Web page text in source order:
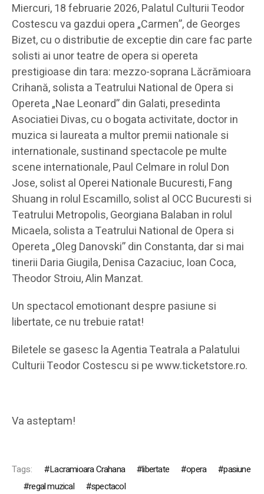
Miercuri, 18 februarie 2026, Palatul Culturii Teodor
Costescu va gazdui opera „Carmen”, de Georges
Bizet, cu o distributie de exceptie din care fac parte
solisti ai unor teatre de opera si opereta
prestigioase din tara: mezzo-soprana Lăcrămioara
Crihană, solista a Teatrului National de Opera si
Opereta „Nae Leonard” din Galati, presedinta
Asociatiei Divas, cu o bogata activitate, doctor in
muzica si laureata a multor premii nationale si
internationale, sustinand spectacole pe multe
scene internationale, Paul Celmare in rolul Don
Jose, solist al Operei Nationale Bucuresti, Fang
Shuang in rolul Escamillo, solist al OCC Bucuresti si
Teatrului Metropolis, Georgiana Balaban in rolul
Micaela, solista a Teatrului National de Opera si
Opereta „Oleg Danovski” din Constanta, dar si mai
tinerii Daria Giugila, Denisa Cazaciuc, Ioan Coca,
Theodor Stroiu, Alin Manzat.
Un spectacol emotionant despre pasiune si
libertate, ce nu trebuie ratat!
Biletele se gasesc la Agentia Teatrala a Palatului
Culturii Teodor Costescu si pe www.ticketstore.ro.
Va asteptam!
Tags: Lacramioara Crahana libertate opera
pasiune
regal muzical
spectacol